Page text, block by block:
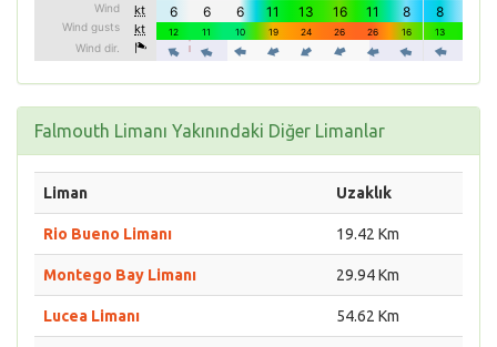
Falmouth Limanı Yakınındaki Diğer Limanlar
Liman Uzaklık
Rio Bueno Limanı 19.42 Km
Montego Bay Limanı 29.94 Km
Lucea Limanı 54.62 Km